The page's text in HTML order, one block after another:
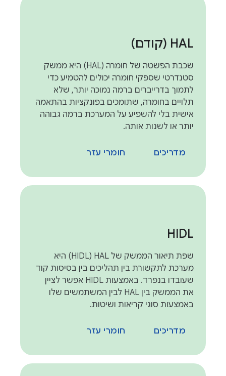
HAL (קודם)
שכבת הפשטה של חומרה (HAL) היא ממשק
סטנדרטי שספקי חומרה יכולים להטמיע כדי
לתמוך בדרייברים ברמה נמוכה יותר, שלא
תלויים בחומרה, שתומכים בפונקציות בהתאמה
אישית בלי להשפיע על המערכת ברמה גבוהה
יותר או לשנות אותה.
מדריכים חומרי עזר
HIDL
שפת תיאור הממשק של HAL‏ (HIDL) היא
מערכת לתקשורת בין תהליכים בין בסיסות קוד
שעובדו בנפרד. באמצעות HIDL אפשר לציין
את הממשק בין HAL לבין המשתמשים שלו
באמצעות סוגי קריאות ושיטות.
מדריכים חומרי עזר